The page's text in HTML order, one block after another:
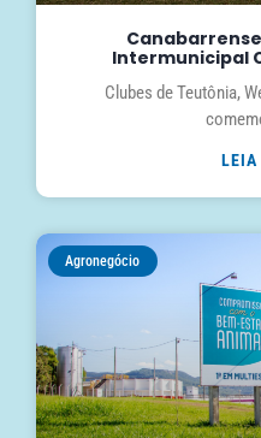
Intermunicipal
Clubes de Teutônia,
Agronegócio